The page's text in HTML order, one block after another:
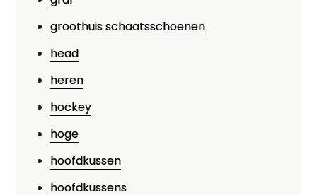
groothuis schaatsschoenen
head
heren
hockey
hoge
hoofdkussen
hoofdkussens